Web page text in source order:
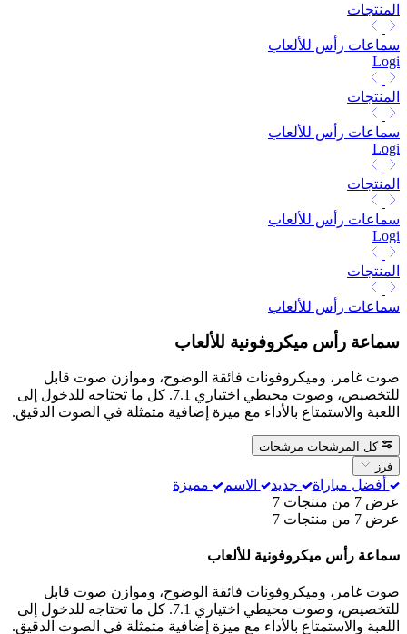
المنتجات
سماعات رأس للألعاب
Logi
المنتجات
سماعات رأس للألعاب
Logi
المنتجات
سماعات رأس للألعاب
Logi
المنتجات
سماعات رأس للألعاب
سماعة رأس ميكروفونية للألعاب
صوت غامر، وميكروفونات فائقة الوضوح، وموازن صوت قابل
للتخصيص، وصوت محيطي اختياري 7.1. كل ما تحتاجه للدخول إلى
اللعبة والاستمتاع بالأداء مع ميزة إضافية متمثلة في الصوت الدقيق.
كل المرشحات مرشحات
فرز
أفضل مباراة جديد الاسم
مميزة
عرض 7 من منتجات 7
عرض 7 من منتجات 7
سماعة رأس ميكروفونية للألعاب
صوت غامر، وميكروفونات فائقة الوضوح، وموازن صوت قابل
للتخصيص، وصوت محيطي اختياري 7.1. كل ما تحتاجه للدخول إلى
اللعبة والاستمتاع بالأداء مع ميزة إضافية متمثلة في الصوت الدقيق.